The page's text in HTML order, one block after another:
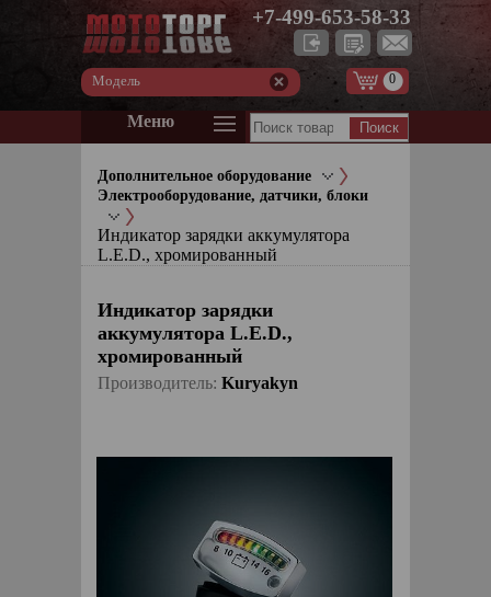
+7-499-653-58-33
Модель 0
Меню
Дополнительное оборудование
Электрооборудование, датчики, блоки
Индикатор зарядки аккумулятора
L.E.D., хромированный
Индикатор зарядки
аккумулятора L.E.D.,
хромированный
Производитель: Kuryakyn